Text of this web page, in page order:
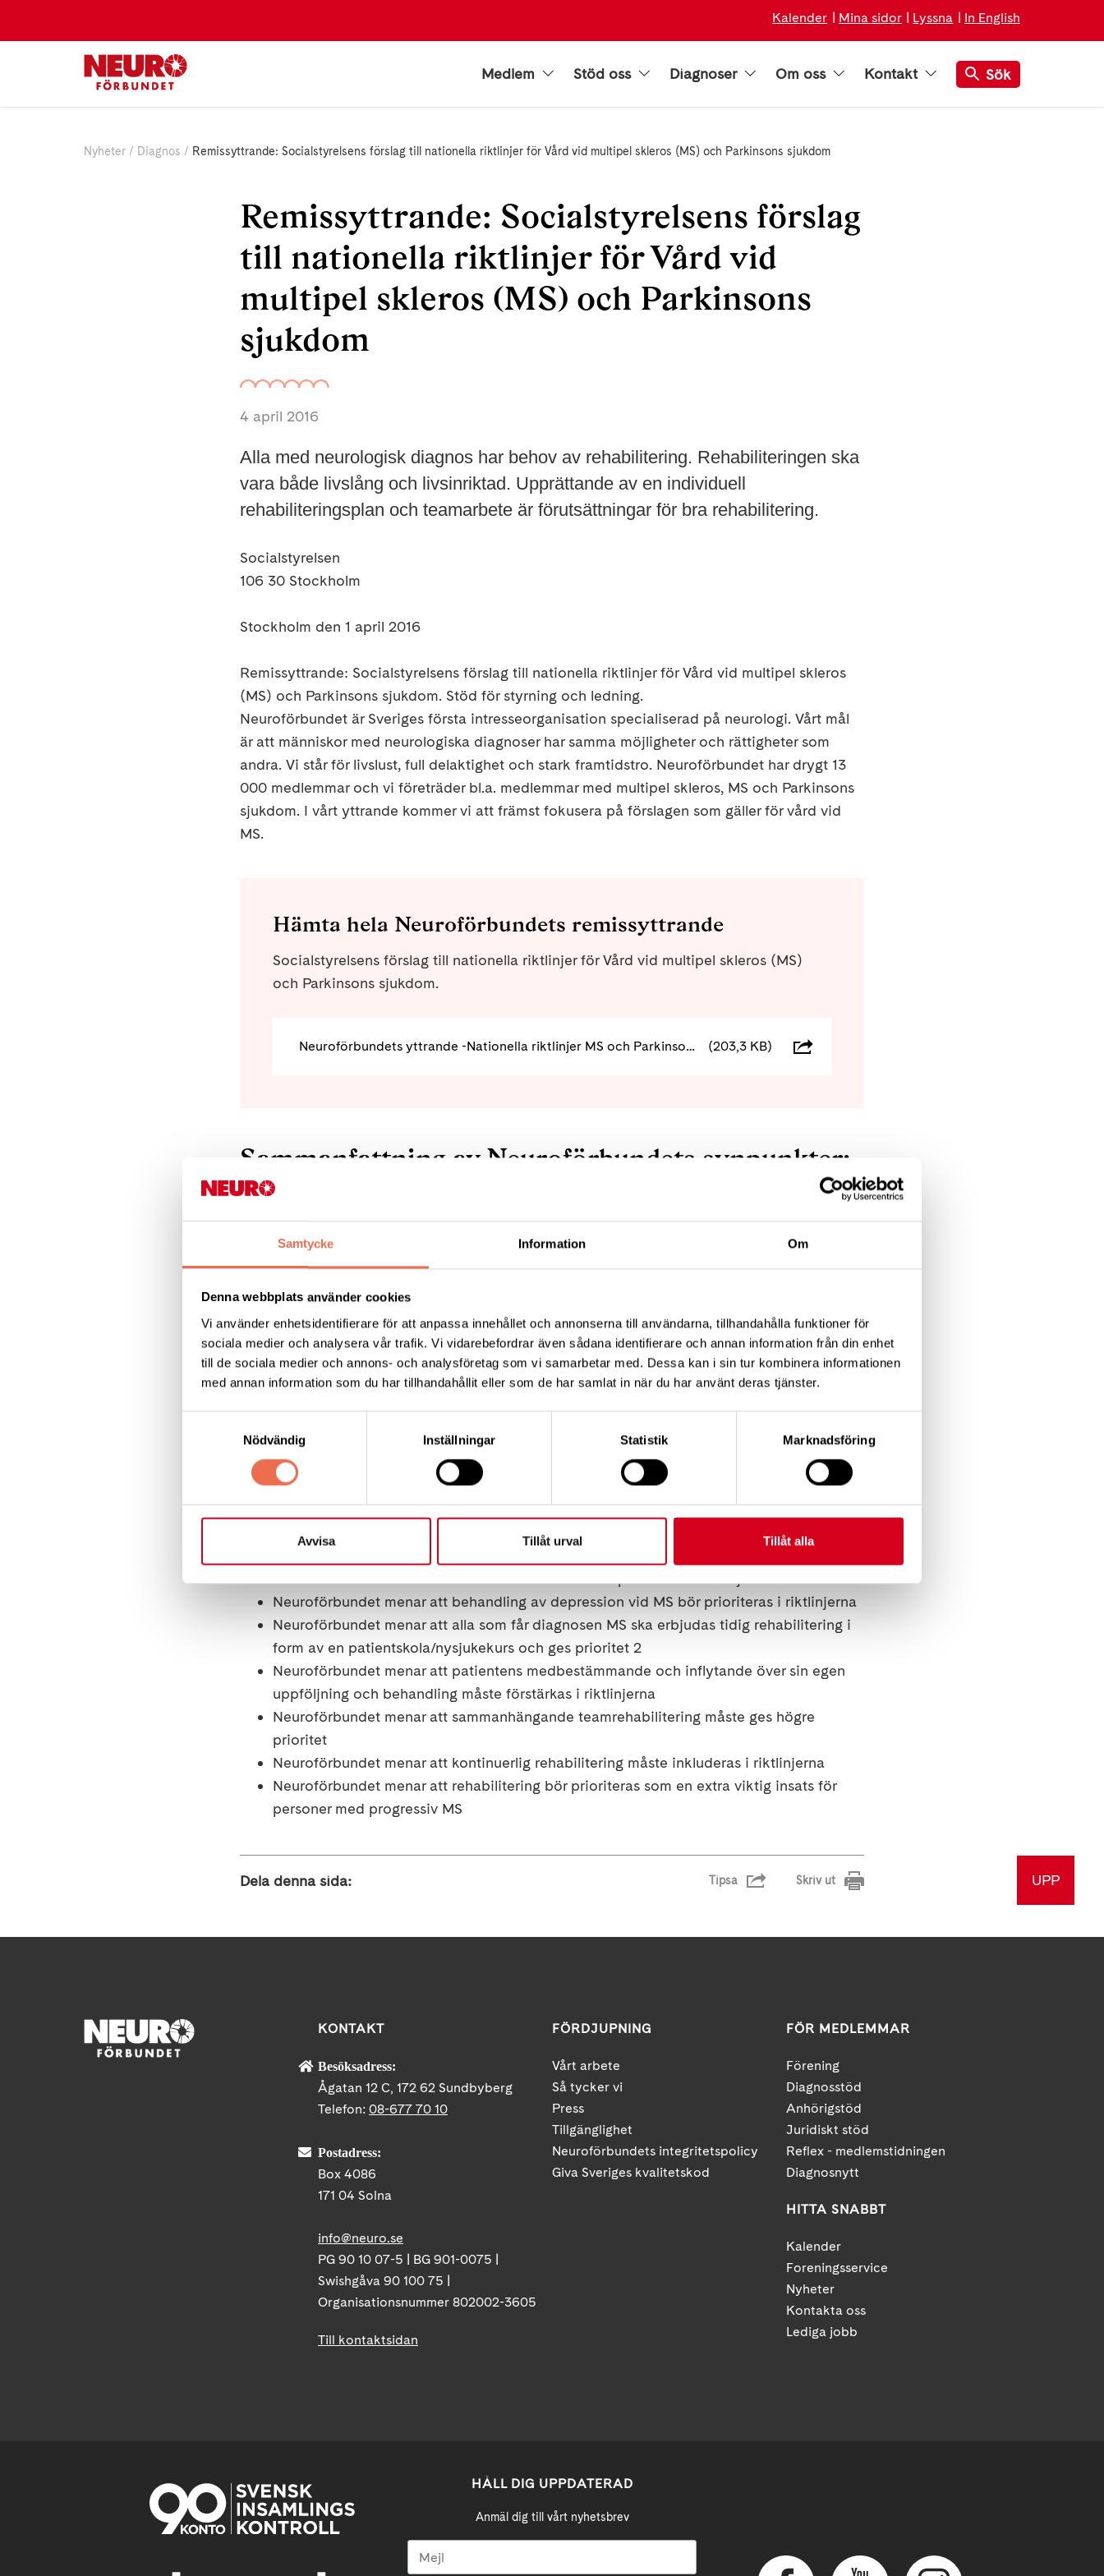
Samtycke Information Om
Denna webbplats använder cookies
Vi använder enhetsidentifierare för att anpassa innehållet och annonserna till användarna, tillhandahålla funktioner för
sociala medier och analysera vår trafik. Vi vidarebefordrar även sådana identifierare och annan information från din enhet
till de sociala medier och annons- och analysföretag som vi samarbetar med. Dessa kan i sin tur kombinera informationen
med annan information som du har tillhandahållit eller som de har samlat in när du har använt deras tjänster.
Nödvändig
Inställningar Statistik Marknadsföring
Avvisa Tillåt urval Tillåt alla
Kalender Mina sidor Lyssna In English
Medlem Stöd oss Diagnoser Om oss Kontakt Sök
Nyheter Diagnos Remissyttrande: Socialstyrelsens förslag till nationella riktlinjer för Vård vid multipel skleros (MS) och Parkinsons sjukdom
Remissyttrande: Socialstyrelsens förslag
till nationella riktlinjer för Vård vid
multipel skleros (MS) och Parkinsons
sjukdom
4 april 2016
Alla med neurologisk diagnos har behov av rehabilitering. Rehabiliteringen ska
vara både livslång och livsinriktad. Upprättande av en individuell
rehabiliteringsplan och teamarbete är förutsättningar för bra rehabilitering.
Socialstyrelsen
106 30 Stockholm
Stockholm den 1 april 2016
Remissyttrande: Socialstyrelsens förslag till nationella riktlinjer för Vård vid multipel skleros
(MS) och Parkinsons sjukdom. Stöd för styrning och ledning.
Neuroförbundet är Sveriges första intresseorganisation specialiserad på neurologi. Vårt mål
är att människor med neurologiska diagnoser har samma möjligheter och rättigheter som
andra. Vi står för livslust, full delaktighet och stark framtidstro. Neuroförbundet har drygt 13
000 medlemmar och vi företräder bl.a. medlemmar med multipel skleros, MS och Parkinsons
sjukdom. I vårt yttrande kommer vi att främst fokusera på förslagen som gäller för vård vid
MS.
Hämta hela Neuroförbundets remissyttrande
Socialstyrelsens förslag till nationella riktlinjer för Vård vid multipel skleros (MS)
och Parkinsons sjukdom.
Neuroförbundets yttrande -Nationella riktlinjer MS och Parkinsons sjukdom.pdf (203,3 KB)
Sammanfattning av Neuroförbundets synpunkter:
kontrollundersökningar av läkare med betydande erfarenhet av MS
förtydligas
Neuroförbundet tillstyrker att personer med MS ska erbjudas återkommande
magnetkameraundersökningar minst en gång om året
Neuroförbundet tillstyrker multidisciplinärt teamomhändertagande
Neuroförbundet menar att kravet på teamets sammansättning måste förtydligas
progressiv MS
Neuroförbundet tillstyrker en förstärkning av sjuksköterskans roll
Neuroförbundet menar att en rekommendation måste ges gällande behandling av MS
med anti-CD20 antikroppar
Neuroförbundet tillstyrker riktlinjernas rekommendationer gällande behandling av svår
Neuroförbundet menar att behandling av depression vid MS bör prioriteras i riktlinjerna
Neuroförbundet menar att alla som får diagnosen MS ska erbjudas tidig rehabilitering i
form av en patientskola/nysjukekurs och ges prioritet 2
Neuroförbundet menar att patientens medbestämmande och inflytande över sin egen
uppföljning och behandling måste förstärkas i riktlinjerna
Neuroförbundet menar att sammanhängande teamrehabilitering måste ges högre
prioritet
Neuroförbundet menar att kontinuerlig rehabilitering måste inkluderas i riktlinjerna
Neuroförbundet menar att rehabilitering bör prioriteras som en extra viktig insats för
personer med progressiv MS
Dela denna sida: Tipsa Skriv ut UPP
KONTAKT
Besöksadress:
Ågatan 12 C, 172 62 Sundbyberg
Telefon: 08-677 70 10
Postadress:
Box 4086
171 04 Solna
info@neuro.se
PG 90 10 07-5 | BG 901-0075 |
Swishgåva 90 100 75 |
Organisationsnummer 802002-3605
Till kontaktsidan
FÖRDJUPNING
Vårt arbete
Så tycker vi
Press
Tillgänglighet
Neuroförbundets integritetspolicy
Giva Sveriges kvalitetskod
FÖR MEDLEMMAR
Förening
Diagnosstöd
Anhörigstöd
Juridiskt stöd
Reflex - medlemstidningen
Diagnosnytt
HITTA SNABBT
Kalender
Foreningsservice
Nyheter
Kontakta oss
Lediga jobb
HÅLL DIG UPPDATERAD
Anmäl dig till vårt nyhetsbrev